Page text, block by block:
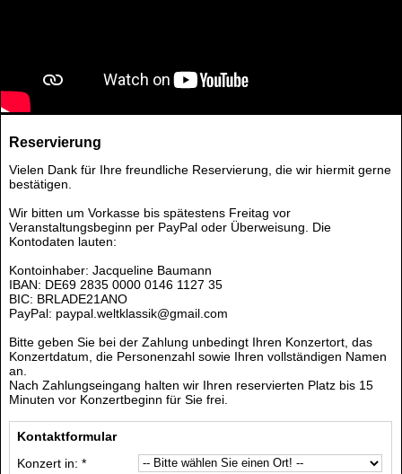
Reservierung
Vielen Dank für Ihre freundliche Reservierung, die wir hiermit gerne
bestätigen.
Wir bitten um Vorkasse bis spätestens Freitag vor
Veranstaltungsbeginn per PayPal oder Überweisung. Die
Kontodaten lauten:
Kontoinhaber: Jacqueline Baumann
IBAN: DE69 2835 0000 0146 1127 35
BIC: BRLADE21ANO
PayPal: paypal.weltklassik@gmail.com
Bitte geben Sie bei der Zahlung unbedingt Ihren Konzertort, das
Konzertdatum, die Personenzahl sowie Ihren vollständigen Namen
an.
Nach Zahlungseingang halten wir Ihren reservierten Platz bis 15
Minuten vor Konzertbeginn für Sie frei.
Kontaktformular
Konzert in: *